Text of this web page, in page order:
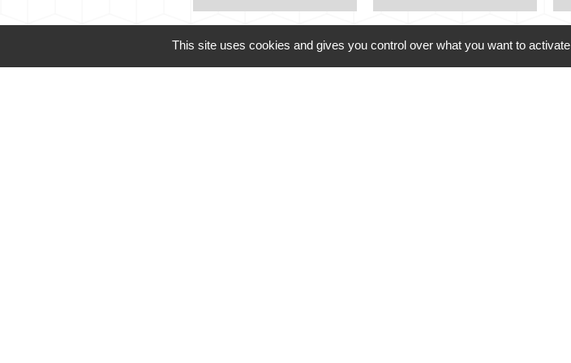
This site uses cookies and gives you control over what you want to activate